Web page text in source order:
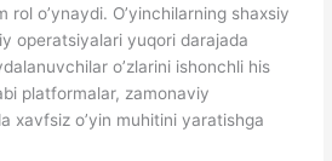
rol o’ynaydi. O’yinchilarning shaxsiy
operatsiyalari yuqori darajada
o’zlarini ishonchli his
platformalar, zamonaviy
xavfsiz o’yin muhitini yaratishga